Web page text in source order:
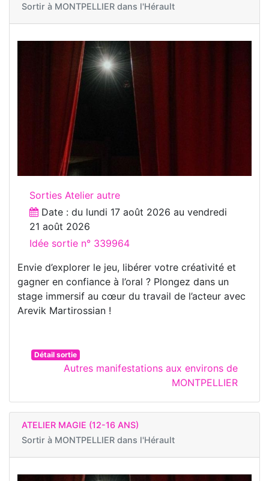
Sortir à MONTPELLIER dans l'Hérault
Sorties Atelier autre
Date : du lundi 17 août 2026 au vendredi
21 août 2026
Idée sortie n° 339964
Envie d’explorer le jeu, libérer votre créativité et
gagner en confiance à l’oral ? Plongez dans un
stage immersif au cœur du travail de l’acteur avec
Arevik Martirossian !
Détail sortie
Autres manifestations aux environs de
MONTPELLIER
ATELIER MAGIE (12-16 ANS)
Sortir à MONTPELLIER dans l'Hérault